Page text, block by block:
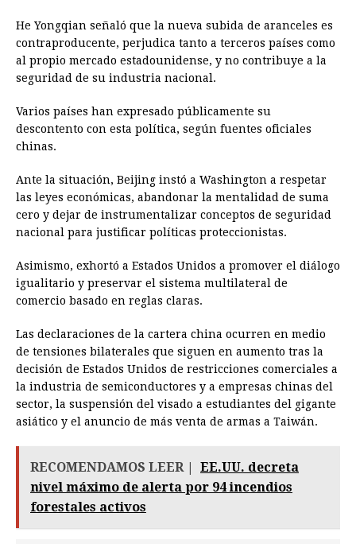
He Yongqian señaló que la nueva subida de aranceles es
contraproducente, perjudica tanto a terceros países como
al propio mercado estadounidense, y no contribuye a la
seguridad de su industria nacional.
Varios países han expresado públicamente su
descontento con esta política, según fuentes oficiales
chinas.
Ante la situación, Beijing instó a Washington a respetar
las leyes económicas, abandonar la mentalidad de suma
cero y dejar de instrumentalizar conceptos de seguridad
nacional para justificar políticas proteccionistas.
Asimismo, exhortó a Estados Unidos a promover el diálogo
igualitario y preservar el sistema multilateral de
comercio basado en reglas claras.
Las declaraciones de la cartera china ocurren en medio
de tensiones bilaterales que siguen en aumento tras la
decisión de Estados Unidos de restricciones comerciales a
la industria de semiconductores y a empresas chinas del
sector, la suspensión del visado a estudiantes del gigante
asiático y el anuncio de más venta de armas a Taiwán.
RECOMENDAMOS LEER |
EE.UU. decreta
nivel máximo de alerta por 94 incendios
forestales activos